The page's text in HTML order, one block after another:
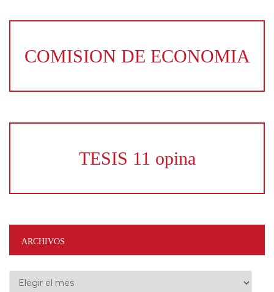
COMISION DE ECONOMIA
TESIS 11 opina
ARCHIVOS
Archivos